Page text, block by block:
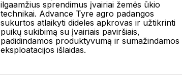
ilgaamžius sprendimus įvairiai žemės ūkio
technikai. Advance Tyre agro padangos
sukurtos atlaikyti dideles apkrovas ir užtikrinti
puikų sukibimą su įvairiais paviršiais,
padidindamos produktyvumą ir sumažindamos
eksploatacijos išlaidas.